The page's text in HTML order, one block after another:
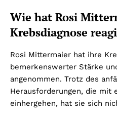
Wie hat Rosi
Krebsdiagnose
Rosi Mittermaier hat ihre
bemerkenswerter Stärke
angenommen. Trotz des
Herausforderungen, die mit
einhergehen, hat sie sich